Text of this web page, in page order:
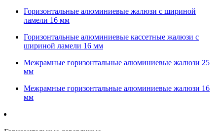
Горизонтальные алюминиевые жалюзи с шириной
ламели 16 мм
Горизонтальные алюминиевые кассетные жалюзи с
шириной ламели 16 мм
Межрамные горизонтальные алюминиевые жалюзи 25
мм
Межрамные горизонтальные алюминиевые жалюзи 16
мм